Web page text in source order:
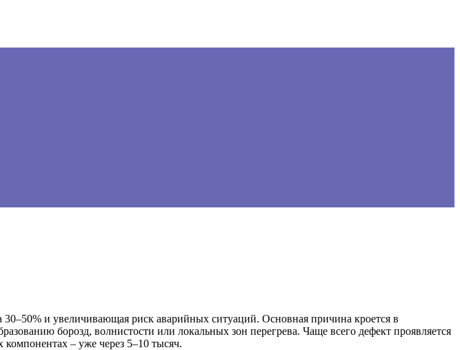
и увеличивающая риск аварийных ситуаций. Основная причина кроется в
борозд, волнистости или локальных зон перегрева. Чаще всего дефект проявляется
– уже через 5–10 тысяч.